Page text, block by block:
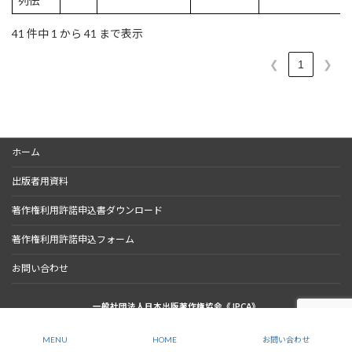
41 件中 1 から 41 まで表示
❮ 1 ❯
ホーム
出版者用資料
著作権利用許諾申込書ダウンロード
著作権利用許諾申込フォーム
お問い合わせ
一般社団法人日本出版著作権協会《JPCA》
MENU HOME お問い合わせ